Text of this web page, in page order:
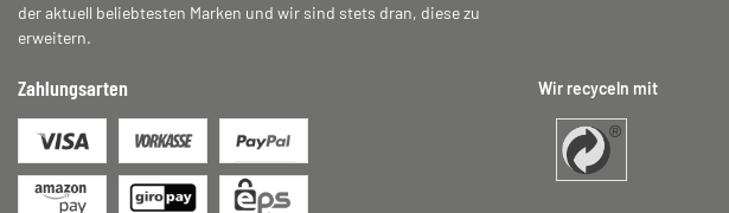
der aktuell beliebtesten Marken und wir sind stets dran, diese zu
erweitern.
Zahlungsarten Wir recyceln mit